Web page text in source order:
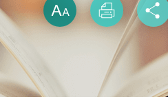
放大
列印